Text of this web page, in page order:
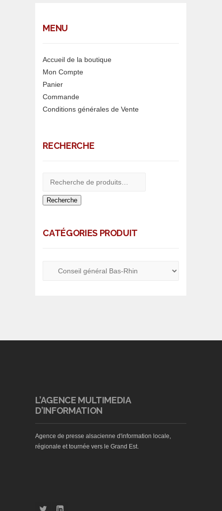
MENU
Accueil de la boutique
Mon Compte
Panier
Commande
Conditions générales de Vente
RECHERCHE
Recherche
CATÉGORIES PRODUIT
L’AGENCE MULTIMEDIA
D’INFORMATION
Agence de presse alsacienne d'information locale,
régionale et tournée vers le Grand Est.